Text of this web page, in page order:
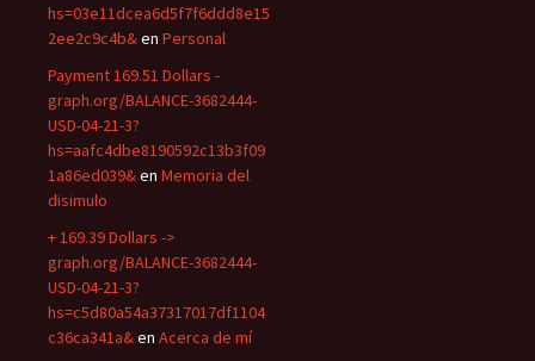
hs=03e11dcea6d5f7f6ddd8e15
2ee2c9c4b&en Personal
Payment 169.51 Dollars -
graph.org/BALANCE-3682444-
USD-04-21-3?
hs=aafc4dbe8190592c13b3f09
1a86ed039&en Memoria del
disimulo
+ 169.39 Dollars ->
graph.org/BALANCE-3682444-
USD-04-21-3?
hs=c5d80a54a37317017df1104
c36ca341a&en Acerca de mí